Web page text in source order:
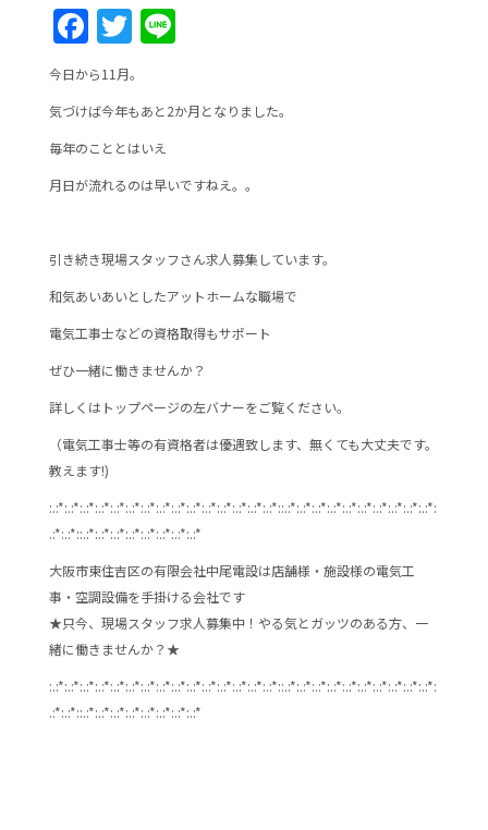
F
a
c
e
b
o
k
T
itt
er
Li
e
今日から11月。
気づけば今年もあと2か月となりました。
毎年のこととはいえ
月日が流れるのは早いですねえ。。
引き続き現場スタッフさん求人募集しています。
和気あいあいとしたアットホームな職場で
電気工事士などの資格取得もサポート
ぜひ一緒に働きませんか？
詳しくはトップページの左バナーをご覧ください。
（電気工事士等の有資格者は優遇致します、無くても大丈夫です。
教えます!)
:.:*:.:*:.:*:.:*:.:*:.:*:.:*:.:*:.:*:.:*:.:*:.:*:.:*:.:*:.:*::.:*:.:*:.:*:.:*:.:*:.:*:.:*:.:*:.:*:.:*:
.:*:.:*::.:*:.:*:.:*:.:*:.:*:.:*:.:*:.:*
大阪市東住吉区の有限会社中尾電設は店舗様・施設様の電気工
事・空調設備を手掛ける会社です
★只今、現場スタッフ求人募集中！やる気とガッツのある方、一
緒に働きませんか？★
:.:*:.:*:.:*:.:*:.:*:.:*:.:*:.:*:.:*:.:*:.:*:.:*:.:*:.:*:.:*::.:*:.:*:.:*:.:*:.:*:.:*:.:*:.:*:.:*:.:*:
.:*:.:*::.:*:.:*:.:*:.:*:.:*:.:*:.:*:.:*